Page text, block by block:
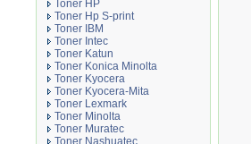
Toner HP
Toner Hp S-print
Toner IBM
Toner Intec
Toner Katun
Toner Konica Minolta
Toner Kyocera
Toner Kyocera-Mita
Toner Lexmark
Toner Minolta
Toner Muratec
Toner Nashuatec